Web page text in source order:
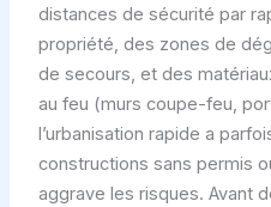
distances de sécurité par
propriété, des zones de
de secours, et des
au feu (murs coupe-feu,
l’urbanisation rapide a
constructions sans permis
aggrave les risques. Avant